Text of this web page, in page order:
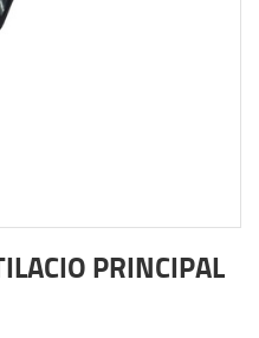
PRINCIPAL